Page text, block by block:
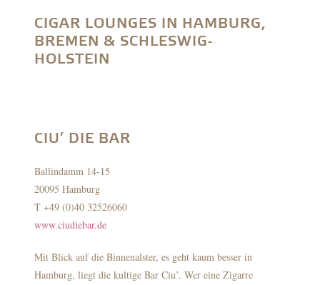
CIGAR LOUNGES IN HAMBURG,
BREMEN & SCHLESWIG-
HOLSTEIN
CIU’ DIE BAR
Ballindamm 14-15
20095 Hamburg
T +49 (0)40 32526060
www.ciudiebar.de
Mit Blick auf die Binnenalster, es geht kaum besser in
Hamburg, liegt die kultige Bar Ciu’. Wer eine Zigarre